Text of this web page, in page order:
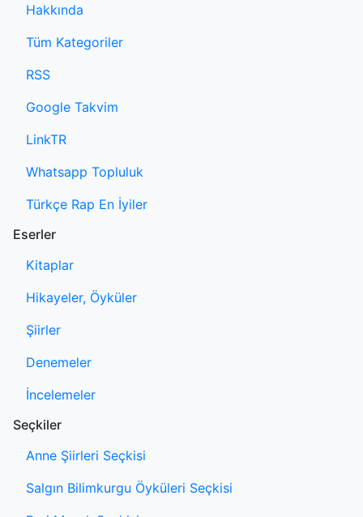
Hakkında
Tüm Kategoriler
RSS
Google Takvim
LinkTR
Whatsapp Topluluk
Türkçe Rap En İyiler
Eserler
Kitaplar
Hikayeler, Öyküler
Şiirler
Denemeler
İncelemeler
Seçkiler
Anne Şiirleri Seçkisi
Salgın Bilimkurgu Öyküleri Seçkisi